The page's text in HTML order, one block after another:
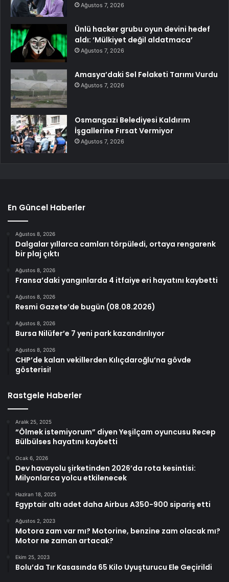
Ağustos 7, 2026
Ünlü hacker grubu oyun devini hedef
aldı: ‘Mülkiyet değil aldatmaca’
Ağustos 7, 2026
Amasya’daki Sel Felaketi Tarımı Vurdu
Ağustos 7, 2026
Osmangazi Belediyesi Kaldırım
İşgallerine Fırsat Vermiyor
Ağustos 7, 2026
En Güncel Haberler
Ağustos 8, 2026
Dalgalar yıllarca camları törpüledi, ortaya rengarenk
bir plaj çıktı
Ağustos 8, 2026
Fransa’daki yangınlarda 4 itfaiye eri hayatını kaybetti
Ağustos 8, 2026
Resmi Gazete’de bugün (08.08.2026)
Ağustos 8, 2026
Bursa Nilüfer’e 7 yeni park kazandırılıyor
Ağustos 8, 2026
CHP’de kalan vekillerden Kılıçdaroğlu’na gövde
gösterisi!
Rastgele Haberler
Aralık 25, 2025
“Ölmek istemiyorum” diyen Yeşilçam oyuncusu Recep
Bülbülses hayatını kaybetti
Ocak 6, 2026
Dev havayolu şirketinden 2026’da rota kesintisi:
Milyonlarca yolcu etkilenecek
Haziran 18, 2025
Egyptair altı adet daha Airbus A350-900 sipariş etti
Ağustos 2, 2023
Motora zam var mı? Motorine, benzine zam olacak mı?
Motor ne zaman artacak?
Ekim 25, 2023
Bolu’da Tır Kasasında 65 Kilo Uyuşturucu Ele Geçirildi